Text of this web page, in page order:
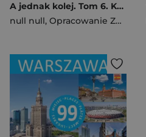
A jednak kolej. Tom 6. Kolej i kolejarze na ziemiach polskich
null null, Opracowanie Zbiorowe